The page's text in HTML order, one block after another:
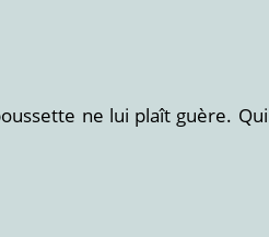
ne lui plaît guère.